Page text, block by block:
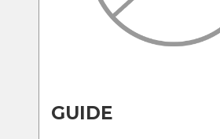
GUIDE